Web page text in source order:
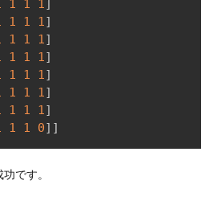
1 1 1]
1 1 1]
1 1 1]
1 1 1]
1 1 1]
1 1 1]
1 1 1]
1 1 0] ]
です。